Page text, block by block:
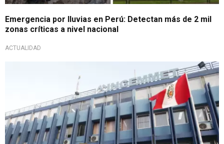
Emergencia por lluvias en Perú: Detectan más de 2 mil
zonas críticas a nivel nacional
ACTUALIDAD